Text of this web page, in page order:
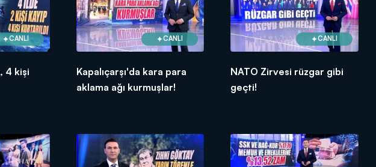
CANLI
4 kişi
CANLI
Kapalıçarşı'da kara para
aklama ağı kurmuşlar!
CANLI
NATO Zirvesi rüzgar gibi
geçti!